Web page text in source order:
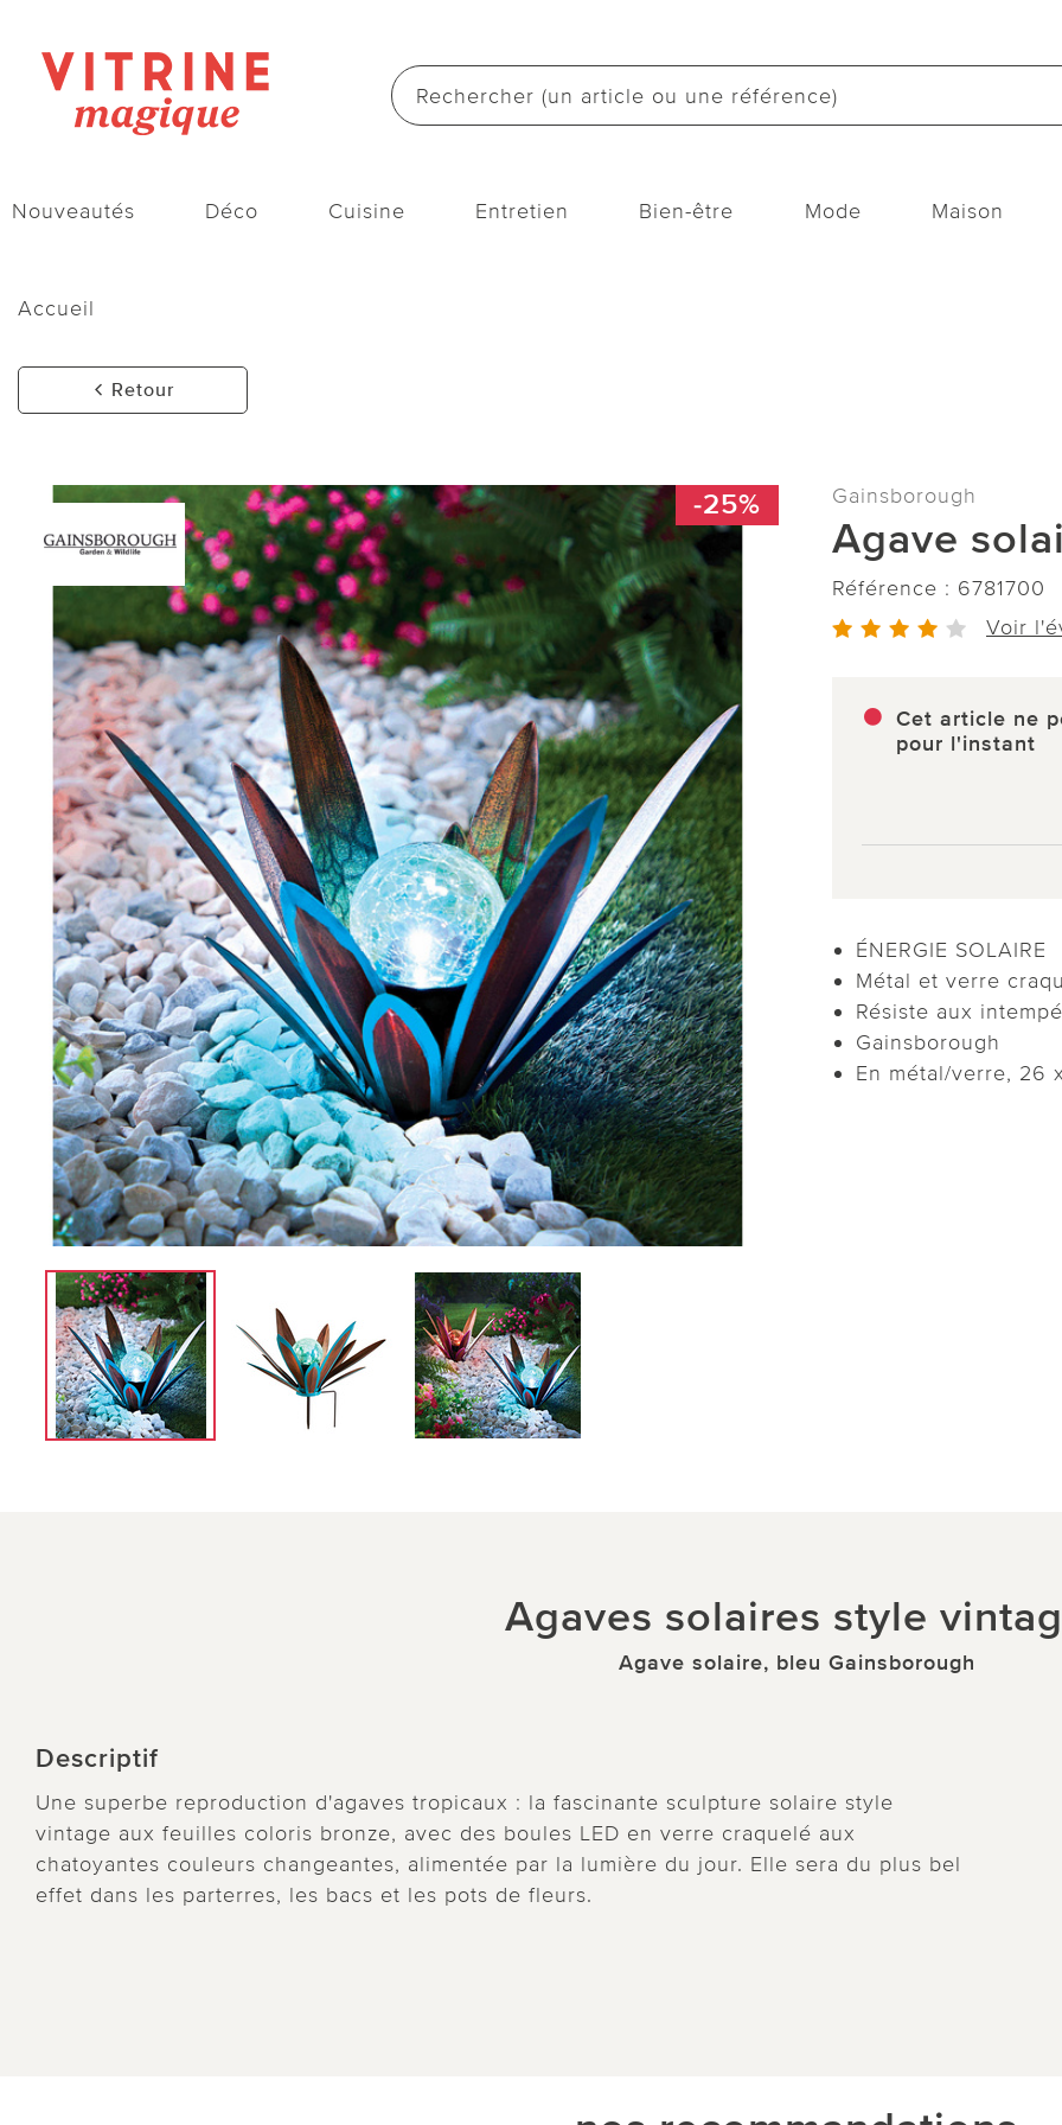
Nouveautés Déco Cuisine Entretien Bien-être Mode Maison
Accueil
Retour
-25% Gainsborough
Agave
Référence : 6781700
Voir
Cet article ne
pour l'instant
ÉNERGIE SOLAIRE
Métal et verre
Résiste aux
Gainsborough
En métal/verre, 26
Agaves solaires style
Agave solaire, bleu Gainsborough
Descriptif
Une superbe reproduction d'agaves tropicaux : la fascinante sculpture solaire style
vintage aux feuilles coloris bronze, avec des boules LED en verre craquelé aux
chatoyantes couleurs changeantes, alimentée par la lumière du jour. Elle sera du plus bel
effet dans les parterres, les bacs et les pots de fleurs.